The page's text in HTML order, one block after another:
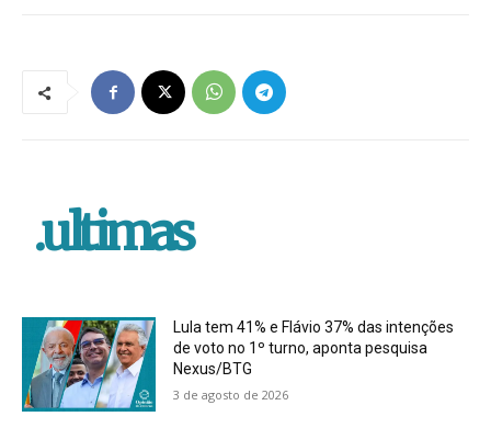
.ultimas
Lula tem 41% e Flávio 37% das intenções
de voto no 1º turno, aponta pesquisa
Nexus/BTG
3 de agosto de 2026